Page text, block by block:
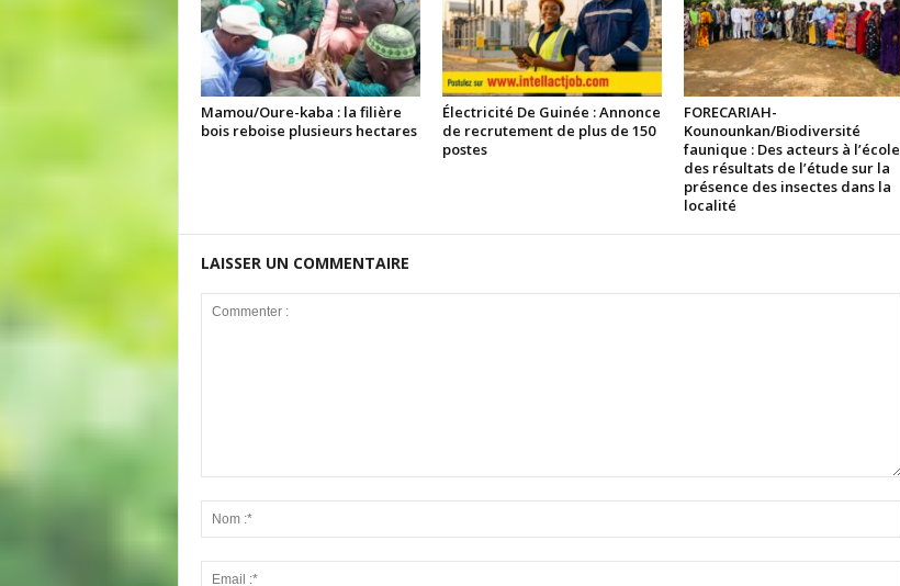
Mamou/Oure-kaba : la filière
bois reboise plusieurs hectares
Électricité De Guinée : Annonce
de recrutement de plus de 150
postes
FORECARIAH-
Kounounkan/Biodiversité
faunique : Des acteurs à l’école
des résultats de l’étude sur la
présence des insectes dans la
localité
LAISSER UN COMMENTAIRE